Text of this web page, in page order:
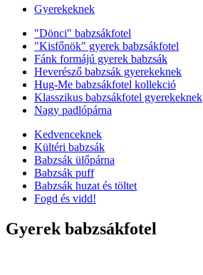
Gyerekeknek
"Dönci" babzsákfotel
"Kisfőnök" gyerek babzsákfotel
Fánk formájú gyerek babzsák
Heverésző babzsák gyerekeknek
Hug-Me babzsákfotel kollekció
Klasszikus babzsákfotel gyerekeknek
Nagy padlópárna
Kedvenceknek
Kültéri babzsák
Babzsák ülőpárna
Babzsák puff
Babzsák huzat és töltet
Fogd és vidd!
Gyerek babzsákfotel